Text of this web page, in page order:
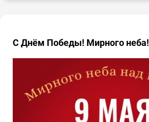
С Днём Победы! Мирного неба!